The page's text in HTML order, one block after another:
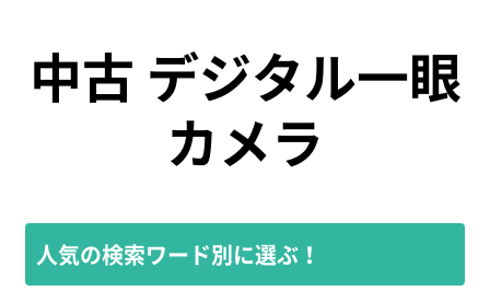
中古 デジタル一眼
カメラ
人気の検索ワード別に選ぶ！